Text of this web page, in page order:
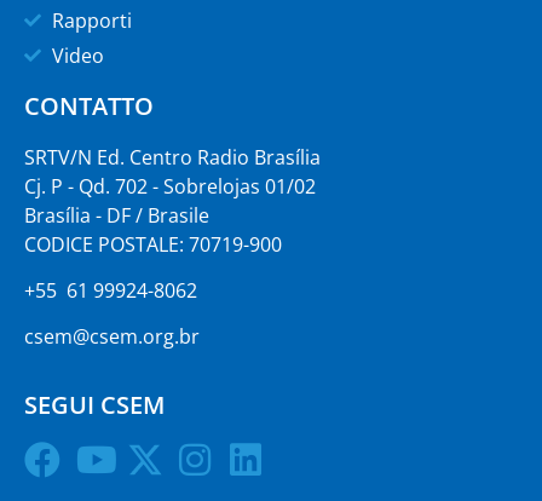
Rapporti
Video
CONTATTO
SRTV/N Ed. Centro Radio Brasília
Cj. P - Qd. 702 - Sobrelojas 01/02
Brasília - DF / Brasile
CODICE POSTALE: 70719-900
+55 61 99924-8062
csem@csem.org.br
SEGUI CSEM